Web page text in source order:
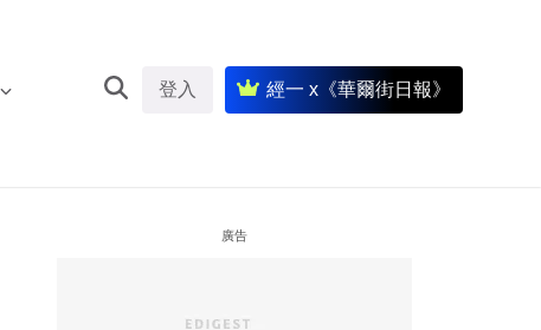
登入 經一 x《華爾街日報》
廣告